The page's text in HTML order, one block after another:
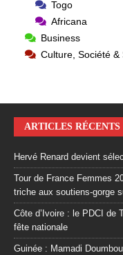
Togo
Africana
Business
Culture, Société &
ARTICLES RÉCENTS
Hervé Renard devient
Tour de France Femmes
triche aux soutiens-gorge
Côte d’Ivoire : le PDCI de
fête nationale
Guinée : Mamadi